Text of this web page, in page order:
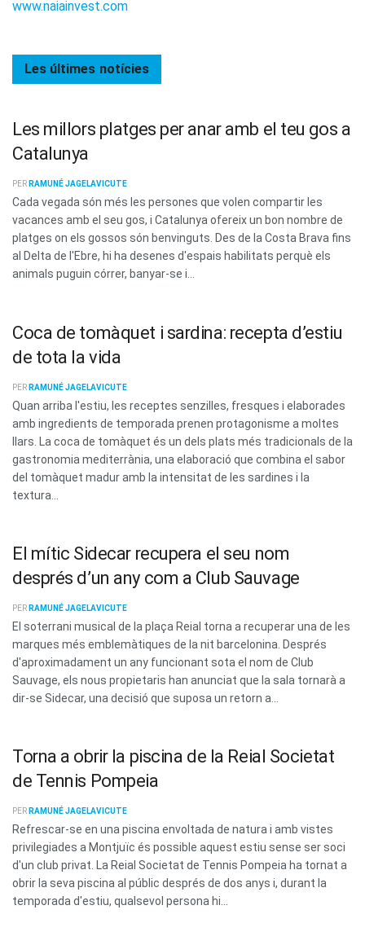
www.naiainvest.com
Les últimes notícies
Les millors platges per anar amb el teu gos a
Catalunya
PER RAMUNÉ JAGELAVICUTE
Cada vegada són més les persones que volen compartir les
vacances amb el seu gos, i Catalunya ofereix un bon nombre de
platges on els gossos són benvinguts. Des de la Costa Brava fins
al Delta de l'Ebre, hi ha desenes d'espais habilitats perquè els
animals puguin córrer, banyar-se i...
Coca de tomàquet i sardina: recepta d’estiu
de tota la vida
PER RAMUNÉ JAGELAVICUTE
Quan arriba l'estiu, les receptes senzilles, fresques i elaborades
amb ingredients de temporada prenen protagonisme a moltes
llars. La coca de tomàquet és un dels plats més tradicionals de la
gastronomia mediterrània, una elaboració que combina el sabor
del tomàquet madur amb la intensitat de les sardines i la
textura...
El mític Sidecar recupera el seu nom
després d’un any com a Club Sauvage
PER RAMUNÉ JAGELAVICUTE
El soterrani musical de la plaça Reial torna a recuperar una de les
marques més emblemàtiques de la nit barcelonina. Després
d'aproximadament un any funcionant sota el nom de Club
Sauvage, els nous propietaris han anunciat que la sala tornarà a
dir-se Sidecar, una decisió que suposa un retorn a...
Torna a obrir la piscina de la Reial Societat
de Tennis Pompeia
PER RAMUNÉ JAGELAVICUTE
Refrescar-se en una piscina envoltada de natura i amb vistes
privilegiades a Montjuïc és possible aquest estiu sense ser soci
d'un club privat. La Reial Societat de Tennis Pompeia ha tornat a
obrir la seva piscina al públic després de dos anys i, durant la
temporada d'estiu, qualsevol persona hi...